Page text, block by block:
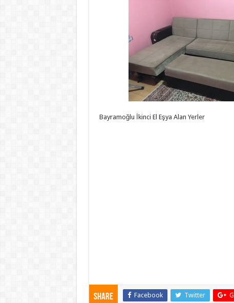
Bayramoğlu İkinci El Eşya Alan Yerler
Share Facebook Twitter